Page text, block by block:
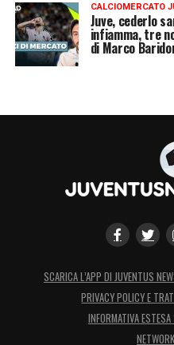
CALCIOMERCATO
Juve, cederlo
infiamma, tre
di Marco
SCARICA L’APP DI JUVENTUS
PRIVACY POLICY E
INFORMATIVA